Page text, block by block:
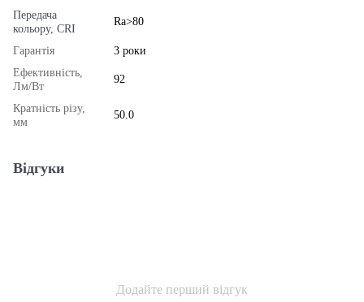
Передача
кольору, CRI
Ra>80
Гарантія
3 роки
Ефективність,
Лм/Вт
92
Кратність різу,
мм
50.0
Відгуки
Додайте перший відгук